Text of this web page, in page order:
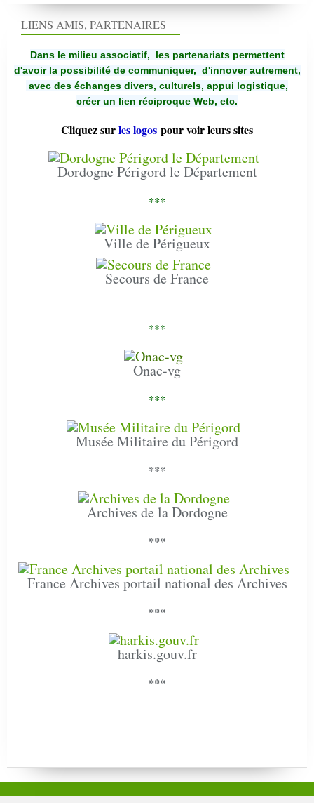
LIENS AMIS, PARTENAIRES
Dans le milieu associatif, les partenariats permettent
d'avoir la possibilité de communiquer, d'innover autrement,
avec des échanges divers, culturels, appui logistique,
créer un lien réciproque Web, etc.
Cliquez surles logos pour voir leurs sites
Dordogne Périgord le Département
***
Ville de Périgueux
Secours de France
***
Onac-vg
***
Musée Militaire du Périgord
***
Archives de la Dordogne
***
France Archives portail national des Archives
***
harkis.gouv.fr
***